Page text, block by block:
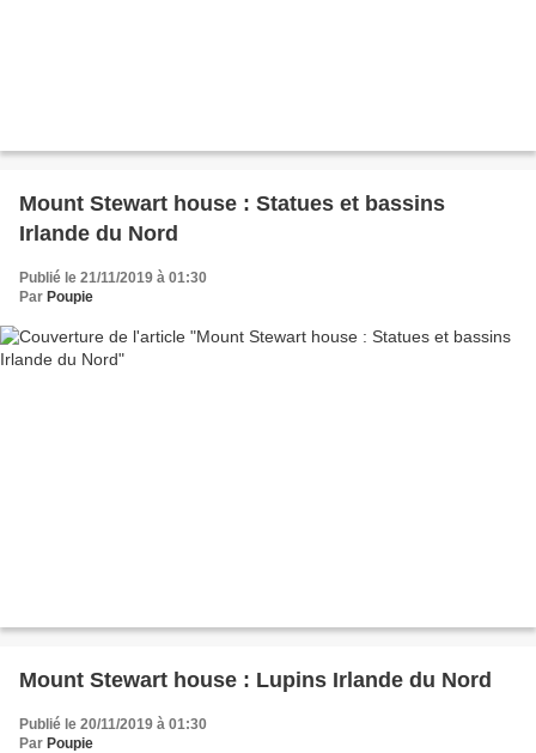
Mount Stewart house : Statues et bassins
Irlande du Nord
Publié le 21/11/2019 à 01:30
Par Poupie
Mount Stewart house : Lupins Irlande du Nord
Publié le 20/11/2019 à 01:30
Par Poupie